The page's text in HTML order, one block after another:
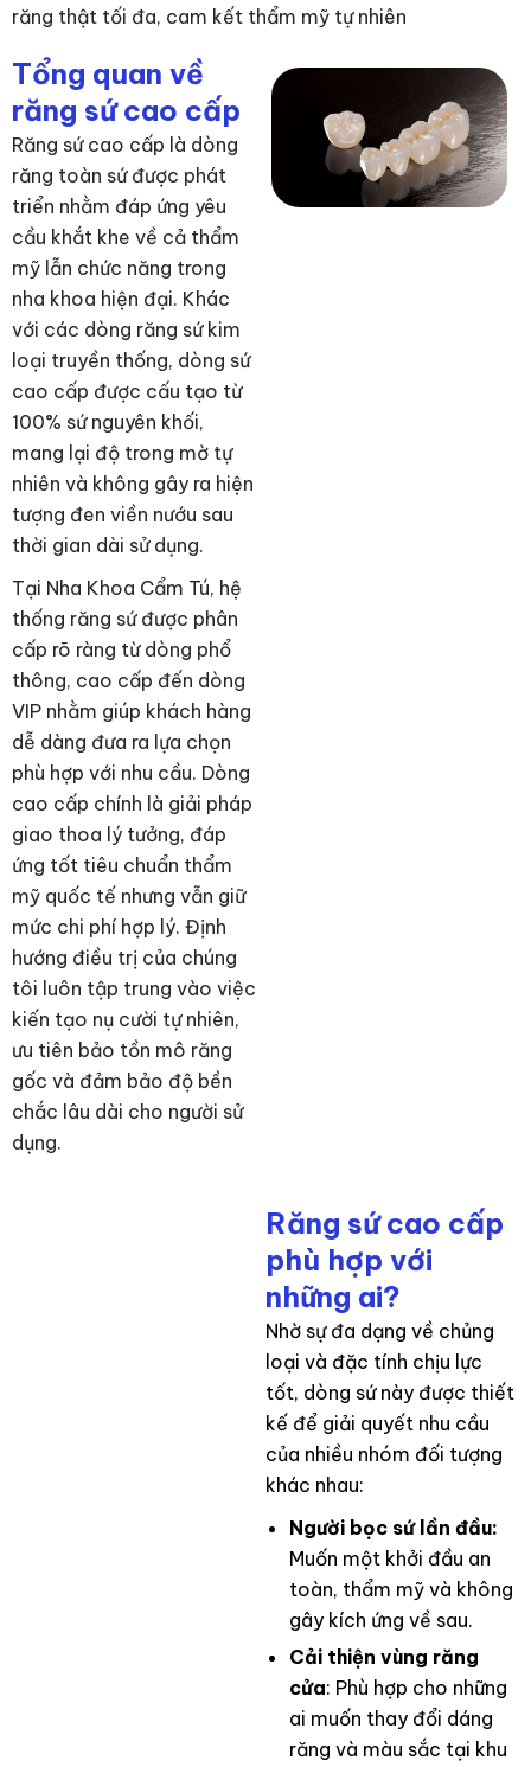
răng thật tối đa, cam kết thẩm mỹ tự nhiên
Tổng quan về
răng sứ cao cấp
Răng sứ cao cấp là dòng
răng toàn sứ được phát
triển nhằm đáp ứng yêu
cầu khắt khe về cả thẩm
mỹ lẫn chức năng trong
nha khoa hiện đại. Khác
với các dòng răng sứ kim
loại truyền thống, dòng sứ
cao cấp được cấu tạo từ
100% sứ nguyên khối,
mang lại độ trong mờ tự
nhiên và không gây ra hiện
tượng đen viền nướu sau
thời gian dài sử dụng.
Tại Nha Khoa Cẩm Tú, hệ
thống răng sứ được phân
cấp rõ ràng từ dòng phổ
thông, cao cấp đến dòng
VIP nhằm giúp khách hàng
dễ dàng đưa ra lựa chọn
phù hợp với nhu cầu. Dòng
cao cấp chính là giải pháp
giao thoa lý tưởng, đáp
ứng tốt tiêu chuẩn thẩm
mỹ quốc tế nhưng vẫn giữ
mức chi phí hợp lý. Định
hướng điều trị của chúng
tôi luôn tập trung vào việc
kiến tạo nụ cười tự nhiên,
ưu tiên bảo tồn mô răng
gốc và đảm bảo độ bền
chắc lâu dài cho người sử
dụng.
Răng sứ cao cấp
phù hợp với
những ai?
Nhờ sự đa dạng về chủng
loại và đặc tính chịu lực
tốt, dòng sứ này được thiết
kế để giải quyết nhu cầu
của nhiều nhóm đối tượng
khác nhau:
Người bọc sứ lần đầu:
Muốn một khởi đầu an
toàn, thẩm mỹ và không
gây kích ứng về sau.
Cải thiện vùng răng
cửa: Phù hợp cho những
ai muốn thay đổi dáng
răng và màu sắc tại khu